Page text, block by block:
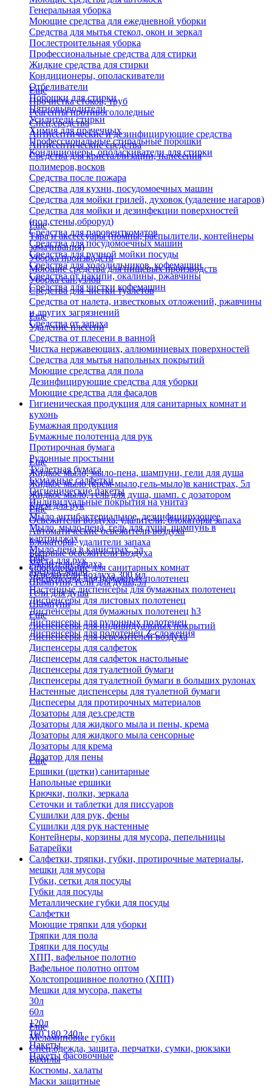
Генеральная уборка
Моющие средства для ежедневной уборки
Средства для мытья стекол, окон и зеркал
Послестроительная уборка
Профессиональные средства для стирки
Жидкие средства для стирки
Кондиционеры, ополаскиватели
Отбеливатели
Порошки для стирки
Пятновыводители
Усилители стирки
Химия для прачечных
Профессиональные стиральные порошки
Кондиционеры, ополаскиватели для стирки
Еще
Прочистка стоков, труб
Реагенты противогололедные
Спец.средства
Антисептические и дезинфицирующие средства
Антисептические средства
Средства для кристаллизации, нанесения
полимеров,восков
Средства после пожара
Средства для кухни, посудомоечных машин
Средства для мойки грилей, духовок (удаление нагаров)
Средства для мойки и дезинфекции поверхностей
(пол,стены,оброруд)
Средства для паровенткоматов
Средства для посудомоечных машин
Средства для ручной мойки посуды
Средства для холодильников, кофемашин
Средства от накипи, окалины, ржавчины
Средства для чистки кофемашин
Еще
Тара и аксессуары (помпы, распылители, контейнеры
замачивания)
Уборка производств
Моющие средства для пищевых производств
Уборка сан.узлов
Средства для чистки туалетов
Средства от налета, известковых отложений, ржавчины
и других загрязнений
Средства от запаха
Еще
Удаление плесени
Средства от плесени в ванной
Чистка нержавеющих, аллюминиевых поверхностей
Средства для мытья напольных покрытий
Моющие средства для пола
Дезинфицирующие средства для уборки
Моющие средства для фасадов
Гигиеническая продукция для санитарных комнат и
кухонь
Бумажная продукция
Бумажные полотенца для рук
Протирочная бумага
Рулонные простыни
Туалетная бумага
Бумажные салфетки
Гигиенические пакеты
Индивидуальные покрытия на унитаз
Еще
Жидкое мыло, мыло-пена, шампуни, гели для душа
Жидкое мыло (крем-мыло,гель-мыло)в канистрах, 5л
Жидкое мыло, гель для душа, шамп. с дозатором
Крем для рук
Мыло антибактериальное, дезинфицирующее
Мыло, мыло-пена, гель для душа, шампунь в
картриджах
Мыло-пена в канистрах, 5л
Паста для рук
Твердое мыло
Шампуни, гели для душа,5л
Гели для душа
Шампуни
Еще
Освежители воздуха, удалители, блокаторы запаха
Автоматические освежители воздуха
Блокаторы, удалители запаха
Бытовые освежители воздуха
Удалители запаха
Освежители воздуха 300 мл
Еще
Оборудование для санитарных комнат
Диспенсеры для бумажных полотенец
Настенные диспенсеры для бумажных полотенец
Диспенсеры для листовых полотенец
Диспенсеры для бумажных полотенец h3
Диспенсеры для рулонных полотенец
Диспенсеры для полотенец Z-сложения
Еще
Диспенсеры для индивидуальных покрытий
Диспенсеры для освежителей воздуха
Диспенсеры для салфеток
Диспенсеры для салфеток настольные
Диспенсеры для туалетной бумаги
Диспенсеры для туалетной бумаги в больших рулонах
Настенные диспенсеры для туалетной бумаги
Диспесеры для протирочных материалов
Дозаторы для дез.средств
Дозаторы для жидкого мыла и пены, крема
Дозаторы для жидкого мыла сенсорные
Дозаторы для крема
Дозатор для пены
Еще
Ершики (щетки) санитарные
Напольные ершики
Крючки, полки, зеркала
Сеточки и таблетки для писсуаров
Сушилки для рук, фены
Сушилки для рук настенные
Контейнеры, корзины для мусора, пепельницы
Батарейки
Салфетки, тряпки, губки, протирочные материалы,
мешки для мусора
Губки, сетки для посуды
Губки для посуды
Металлические губки для посуды
Салфетки
Моющие тряпки для уборки
Тряпки для пола
Тряпки для посуды
ХПП, вафельное полотно
Вафельное полотно оптом
Холстопрошивное полотно (ХПП)
Мешки для мусора, пакеты
30л
60л
120л
160,180,240л
Пакеты
Пакеты фасовочные
Еще
Меламиновые губки
Спец.одежда, защита, перчатки, сумки, рюкзаки
Бахилы
Костюмы, халаты
Маски защитные